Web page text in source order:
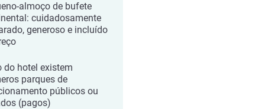
almoço de bufete
cuidadosamente
generoso e incluído
do hotel existem
parques de
públicos ou
(pagos)